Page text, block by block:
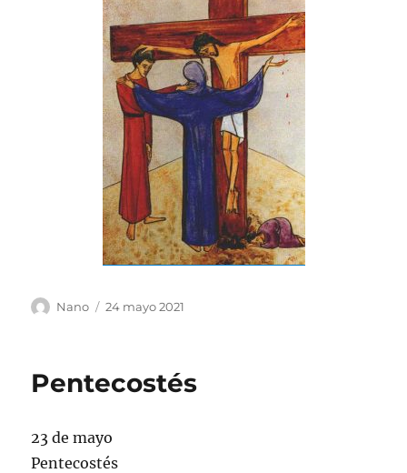
Autor
Nano
Publicado
24 mayo 2021
Pentecostés
23 de mayo
Pentecostés